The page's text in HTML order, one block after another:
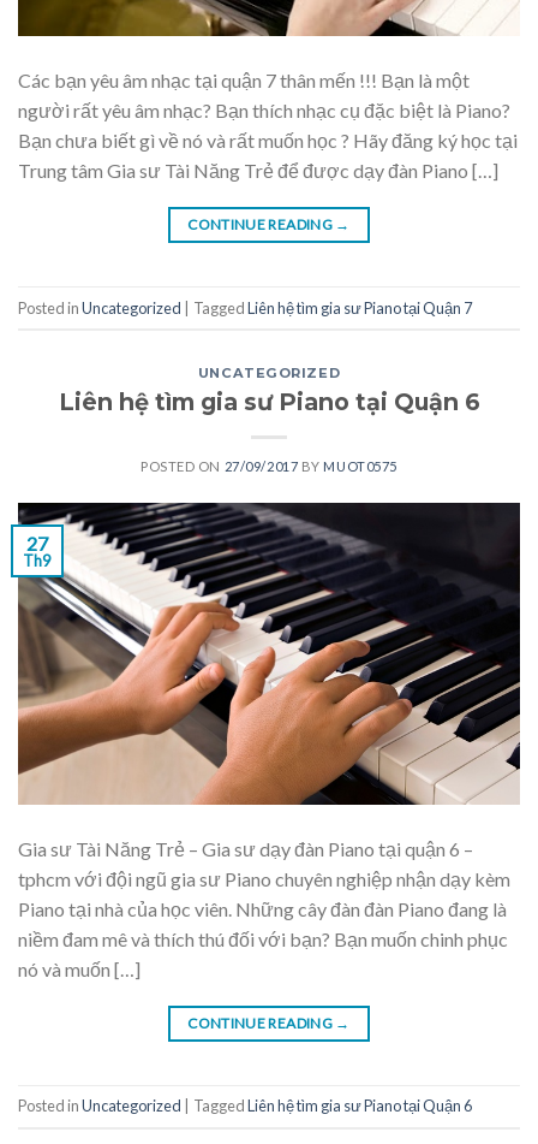
Các bạn yêu âm nhạc tại quận 7 thân mến !!! Bạn là một
người rất yêu âm nhạc? Bạn thích nhạc cụ đặc biệt là Piano?
Bạn chưa biết gì về nó và rất muốn học ? Hãy đăng ký học tại
Trung tâm Gia sư Tài Năng Trẻ để được dạy đàn Piano […]
CONTINUE READING →
Posted inUncategorized TaggedLiên hệ tìm gia sư Piano tại Quận 7
UNCATEGORIZED
Liên hệ tìm gia sư Piano tại Quận 6
POSTED ON 27/09/2017 BY MUOT0575
27
Th9
Gia sư Tài Năng Trẻ – Gia sư dạy đàn Piano tại quận 6 –
tphcm với đội ngũ gia sư Piano chuyên nghiệp nhận dạy kèm
Piano tại nhà của học viên. Những cây đàn đàn Piano đang là
niềm đam mê và thích thú đối với bạn? Bạn muốn chinh phục
nó và muốn […]
CONTINUE READING →
Posted inUncategorized TaggedLiên hệ tìm gia sư Piano tại Quận 6